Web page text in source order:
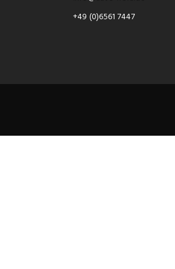
+49 (0)6561 7447